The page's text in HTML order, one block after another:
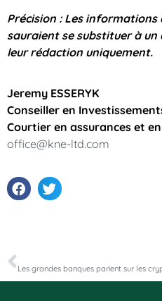
Précision : Les informations
sauraient se substituer à un
leur rédaction uniquement.
Jeremy ESSERYK
Conseiller en
Courtier en assurances et
office@kne-ltd.com
Les grandes banques parient sur les